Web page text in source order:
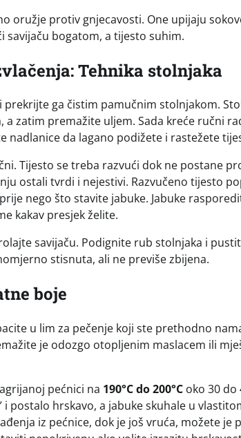
oružje protiv gnjecavosti. One upijaju
savijaču bogatom, a tijesto suhim.
Tehnika stolnjaka
prekrijte ga čistim pamučnim stolnjakom.
a zatim premažite uljem. Sada kreće ručni
nadlanice da lagano podižete i rastežete
Tijesto se treba razvući dok ne postane
ostali tvrdi i nejestivi. Razvučeno tijesto
nego što stavite jabuke. Jabuke
kakav presjek želite.
savijaču. Podignite rub stolnjaka i
stisnuta, ali ne previše zbijena.
boje
u lim za pečenje koji ste prethodno
je odozgo otopljenim maslacem ili
pećnici na 190°C do 200°C oko 30
i postalo hrskavo, a jabuke skuhale u
iz pećnice, dok je još vruća, možete